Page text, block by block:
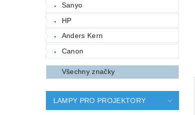
Sanyo
HP
Anders Kern
Canon
Všechny značky
LAMPY PRO PROJEKTORY